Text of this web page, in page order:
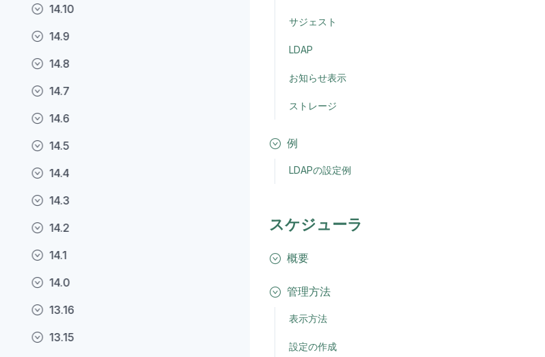
14.10
14.9
14.8
14.7
14.6
14.5
14.4
14.3
14.2
14.1
14.0
13.16
13.15
サジェスト
LDAP
お知らせ表示
ストレージ
例
LDAPの設定例
スケジューラ
概要
管理方法
表示方法
設定の作成